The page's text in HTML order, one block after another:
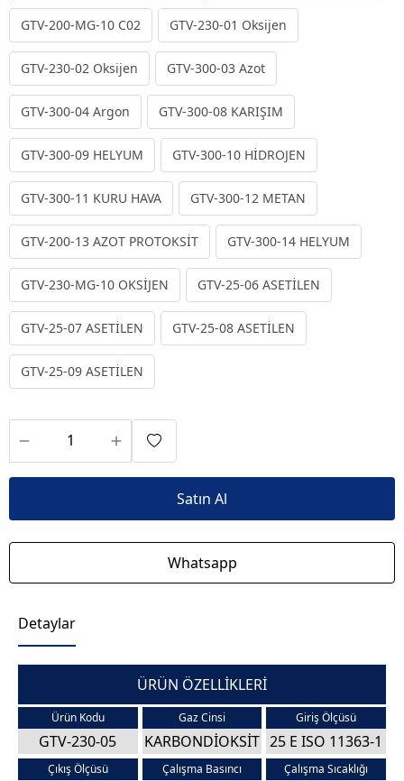
GTV-200-MG-10 C02 GTV-230-01 Oksijen
GTV-230-02 Oksijen GTV-300-03 Azot
GTV-300-04 Argon GTV-300-08 KARIŞIM
GTV-300-09 HELYUM GTV-300-10 HİDROJEN
GTV-300-11 KURU HAVA GTV-300-12 METAN
GTV-200-13 AZOT PROTOKSİT GTV-300-14 HELYUM
GTV-230-MG-10 OKSİJEN GTV-25-06 ASETİLEN
GTV-25-07 ASETİLEN GTV-25-08 ASETİLEN
GTV-25-09 ASETİLEN
Satın Al
Whatsapp
Detaylar
ÜRÜN ÖZELLİKLERİ
Ürün Kodu
GTV-230-05
Gaz Cinsi
KARBONDİOKSİT
Giriş Ölçüsü
25 E ISO 11363-1
Çıkış Ölçüsü Çalışma Basıncı Çalışma Sıcaklığı